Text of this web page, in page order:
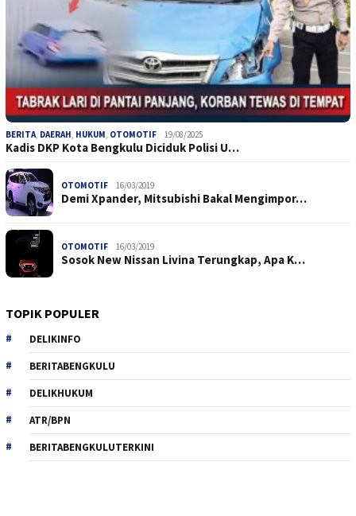
BERITA, DAERAH, HUKUM, OTOMOTIF 19/08/2025
Kadis DKP Kota Bengkulu Diciduk Polisi U…
OTOMOTIF 16/03/2019
Demi Xpander, Mitsubishi Bakal Mengimpor…
OTOMOTIF 16/03/2019
Sosok New Nissan Livina Terungkap, Apa K…
TOPIK POPULER
DELIKINFO
BERITABENGKULU
DELIKHUKUM
ATR/BPN
BERITABENGKULUTERKINI